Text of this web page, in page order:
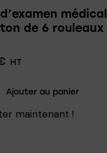
médical
de 6 rouleaux
HT
Ajouter au panier
maintenant !